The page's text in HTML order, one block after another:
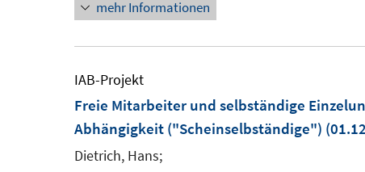
mehr Informationen
IAB-Projekt
Freie Mitarbeiter und selbständige
Abhängigkeit ("Scheinselbständige")
Dietrich, Hans;